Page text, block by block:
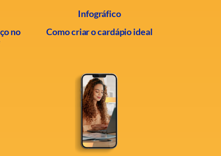
no
Infográfico
Como criar o cardápio ideal